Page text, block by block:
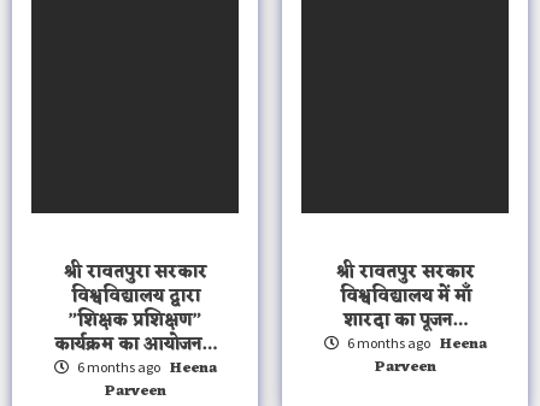
श्री रावतपुरा सरकार
विश्वविद्यालय द्वारा
”शिक्षक प्रशिक्षण”
कार्यक्रम का आयोजन…
6 months ago Heena
Parveen
श्री रावतपुर सरकार
विश्वविद्यालय में माँ
शारदा का पूजन…
6 months ago Heena
Parveen